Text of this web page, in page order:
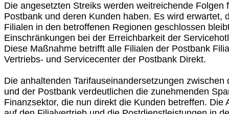
Die angesetzten Streiks werden weitreichende Folgen
Postbank und deren Kunden haben. Es wird erwartet,
Filialen in den betroffenen Regionen geschlossen
Einschränkungen bei der Erreichbarkeit der
Diese Maßnahme betrifft alle Filialen der Postbank
Vertriebs- und Servicecenter der Postbank Direkt.
Die anhaltenden Tarifauseinandersetzungen zwischen
und der Postbank verdeutlichen die zunehmenden
Finanzsektor, die nun direkt die Kunden betreffen. Die